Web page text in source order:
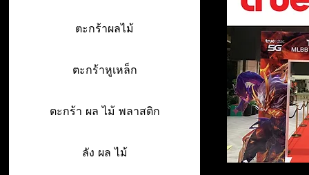
ตะกร้าผลไม้
ตะกร้าหูเหล็ก
ตะกร้า ผล ไม้ พลาสติก
ลัง ผล ไม้